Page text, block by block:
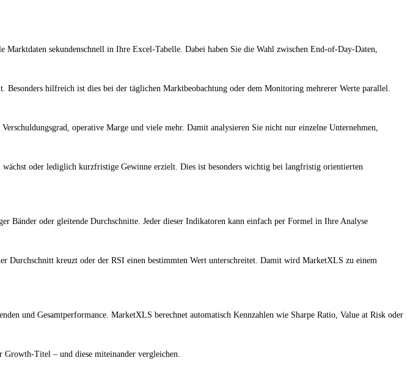
sekundenschnell in Ihre Excel-Tabelle. Dabei haben Sie die Wahl zwischen End-of-Day-Daten,
hilfreich ist dies bei der täglichen Marktbeobachtung oder dem Monitoring mehrerer Werte parallel.
operative Marge und viele mehr. Damit analysieren Sie nicht nur einzelne Unternehmen,
oder lediglich kurzfristige Gewinne erzielt. Dies ist besonders wichtig bei langfristig orientierten
oder gleitende Durchschnitte. Jeder dieser Indikatoren kann einfach per Formel in Ihre Analyse
Durchschnitt kreuzt oder der RSI einen bestimmten Wert unterschreitet. Damit wird MarketXLS zu einem
und Gesamtperformance. MarketXLS berechnet automatisch Kennzahlen wie Sharpe Ratio, Value at Risk oder
Growth-Titel – und diese miteinander vergleichen.